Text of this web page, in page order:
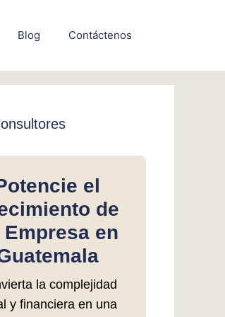
Blog Contáctenos
el
de
Empresa en
la complejidad
y financiera en una